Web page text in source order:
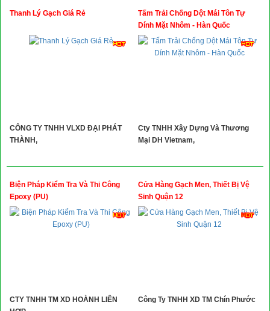
Thanh Lý Gạch Giá Rẻ
CÔNG TY TNHH VLXD ĐẠI PHÁT
THÀNH,
Tấm Trải Chống Dột Mái Tôn Tự
Dính Mặt Nhôm - Hàn Quốc
Cty TNHH Xây Dựng Và Thương
Mại DH Vietnam,
Biện Pháp Kiểm Tra Và Thi Công
Epoxy (PU)
CTY TNHH TM XD HOÀNH LIÊN
Cửa Hàng Gạch Men, Thiết Bị Vệ
Sinh Quận 12
Công Ty TNHH XD TM Chín Phước